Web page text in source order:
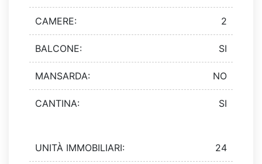
CAMERE: 2
BALCONE: SI
MANSARDA: NO
CANTINA: SI
UNITÀ IMMOBILIARI: 24